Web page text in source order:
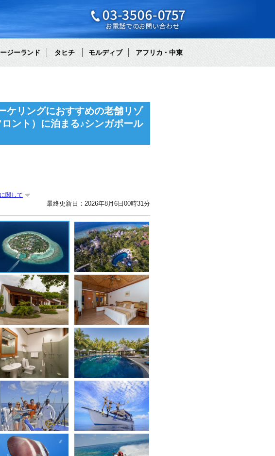
ジーランド タヒチ モルディブ アフリカ・中東
ケリングにおすすめの老舗リゾ
ント）に泊まる♪シンガポール
関して
最終更新日：2026年8月6日00時31分